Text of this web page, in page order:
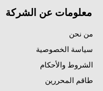
معلومات عن الشركة
من نحن
سياسة الخصوصية
الشروط والأحكام
طاقم المحررين